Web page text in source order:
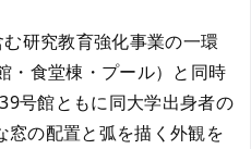
研究教育強化事業の一環
・食堂棟・プール）と同時
号館ともに同大学出身者の
窓の配置と弧を描く外観を